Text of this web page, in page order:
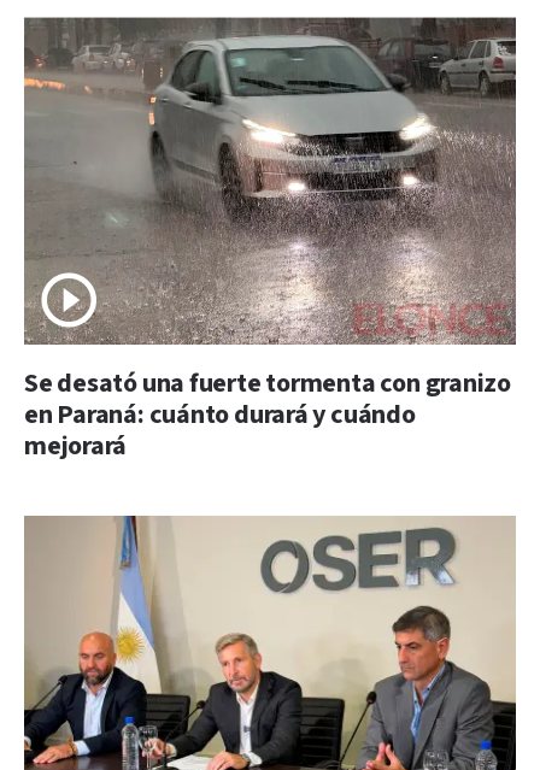
Se desató una fuerte tormenta con granizo
en Paraná: cuánto durará y cuándo
mejorará